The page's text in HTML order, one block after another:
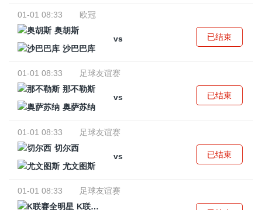
01-01 08:33
欧冠
奥胡斯
vs
沙巴巴库
已结束
01-01 08:33
足球友谊赛
那不勒斯
vs
奥萨苏纳
已结束
01-01 08:33
足球友谊赛
切尔西
vs
尤文图斯
已结束
01-01 08:33
足球友谊赛
K联赛全明星